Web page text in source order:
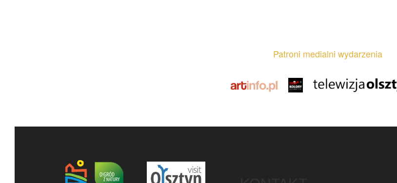
Patroni medialni wydarzenia